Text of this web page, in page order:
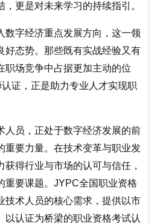
更是对未来学习的持续指引。
字经济重点发展方向，这一领
好态势。那些既有实战经验又有
职场竞争中占据更加主动的位
证，正是助力专业人才实现职
员，正处于数字经济发展的前
重要力量。在技术变革与职业发
得行业与市场的认可与信任，
重要课题。JYPC全国职业资格
技术人员的核心需求，提供以市
以认证为桥梁的职业资格考试认